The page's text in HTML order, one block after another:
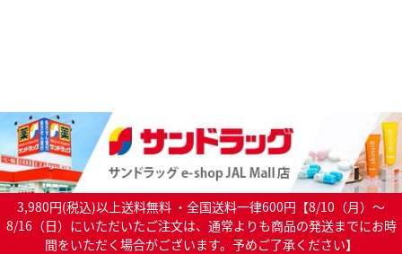
3,980円(税込)以上送料無料 ・全国送料一律600円【8/10（月）～
8/16（日）にいただいたご注文は、通常よりも商品の発送までにお時
間をいただく場合がございます。予めご了承ください】